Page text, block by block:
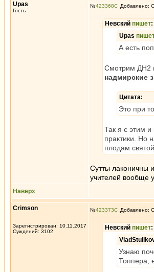
Upas
Гость
№423368 Добавлено:
Невский пишет:
Upas
А есть
Смотрим ДН2
надмирские
Цитата:
Это при
Так я с этим и
практики. Но
плодам
Сутты лаконичны
учителей вообще
Наверх
Crimson
Зарегистрирован: 10.11.2017
Суждений: 3102
№423373 Добавлено:
Невский пишет:
Узнаю
Топпера,